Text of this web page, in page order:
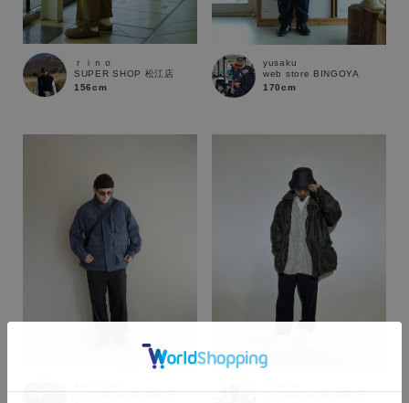
ｒｉｎｏ
SUPER SHOP 松江店
156cm
yusaku
web store BINGOYA
170cm